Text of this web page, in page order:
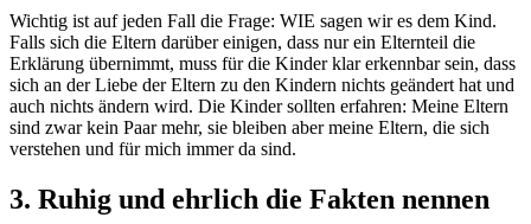
Wichtig ist auf jeden Fall die Frage: WIE sagen wir es dem Kind.
Falls sich die Eltern darüber einigen, dass nur ein Elternteil die
Erklärung übernimmt, muss für die Kinder klar erkennbar sein, dass
sich an der Liebe der Eltern zu den Kindern nichts geändert hat und
auch nichts ändern wird. Die Kinder sollten erfahren: Meine Eltern
sind zwar kein Paar mehr, sie bleiben aber meine Eltern, die sich
verstehen und für mich immer da sind.
3. Ruhig und ehrlich die Fakten nennen